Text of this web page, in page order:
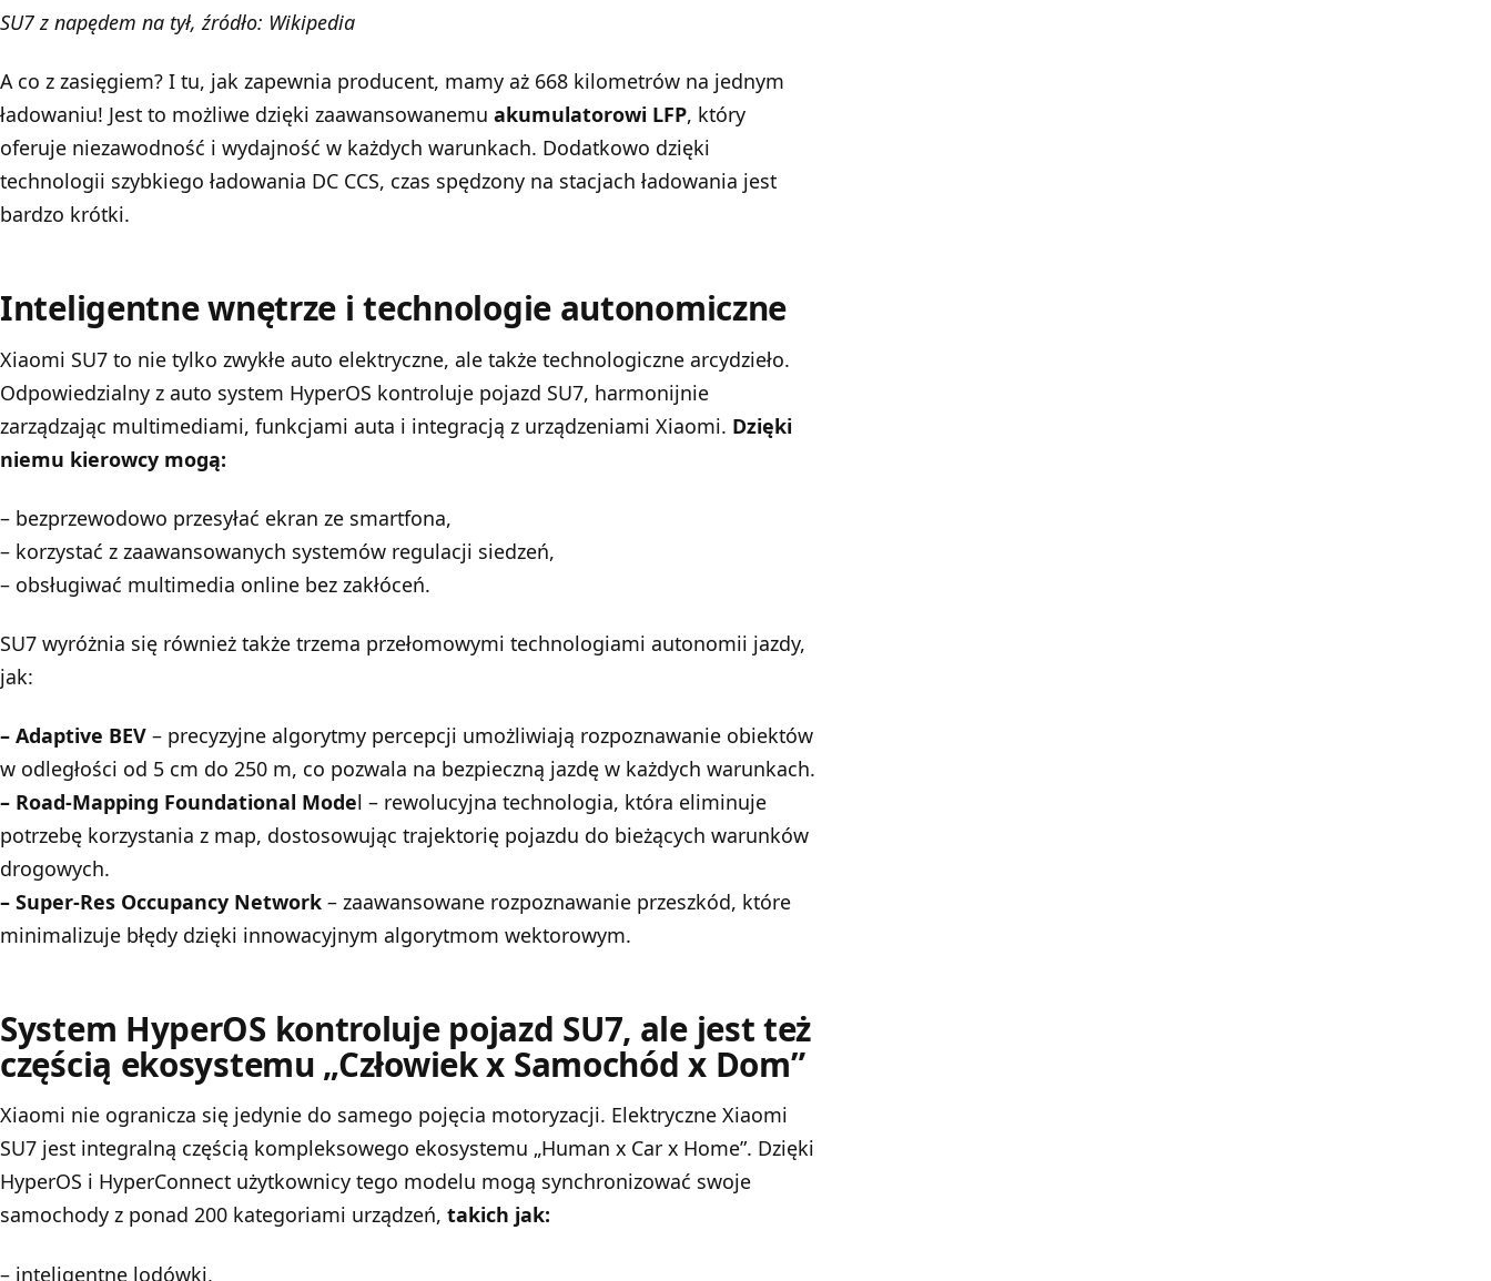
SU7 z napędem na tył, źródło: Wikipedia
A co z zasięgiem? I tu, jak zapewnia producent, mamy aż 668 kilometrów na jednym
ładowaniu! Jest to możliwe dzięki zaawansowanemu akumulatorowi LFP, który
oferuje niezawodność i wydajność w każdych warunkach. Dodatkowo dzięki
technologii szybkiego ładowania DC CCS, czas spędzony na stacjach ładowania jest
bardzo krótki.
Inteligentne wnętrze i technologie autonomiczne
Xiaomi SU7 to nie tylko zwykłe auto elektryczne, ale także technologiczne arcydzieło.
Odpowiedzialny z auto system HyperOS kontroluje pojazd SU7, harmonijnie
zarządzając multimediami, funkcjami auta i integracją z urządzeniami Xiaomi. Dzięki
niemu kierowcy mogą:
– bezprzewodowo przesyłać ekran ze smartfona,
– korzystać z zaawansowanych systemów regulacji siedzeń,
– obsługiwać multimedia online bez zakłóceń.
SU7 wyróżnia się również także trzema przełomowymi technologiami autonomii jazdy,
jak:
– Adaptive BEV – precyzyjne algorytmy percepcji umożliwiają rozpoznawanie obiektów
w odległości od 5 cm do 250 m, co pozwala na bezpieczną jazdę w każdych warunkach.
– Road-Mapping Foundational Model – rewolucyjna technologia, która eliminuje
potrzebę korzystania z map, dostosowując trajektorię pojazdu do bieżących warunków
drogowych.
– Super-Res Occupancy Network – zaawansowane rozpoznawanie przeszkód, które
minimalizuje błędy dzięki innowacyjnym algorytmom wektorowym.
System HyperOS kontroluje pojazd SU7, ale jest też
częścią ekosystemu „Człowiek x Samochód x Dom”
Xiaomi nie ogranicza się jedynie do samego pojęcia motoryzacji. Elektryczne Xiaomi
SU7 jest integralną częścią kompleksowego ekosystemu „Human x Car x Home”. Dzięki
HyperOS i HyperConnect użytkownicy tego modelu mogą synchronizować swoje
samochody z ponad 200 kategoriami urządzeń, takich jak:
– inteligentne lodówki,